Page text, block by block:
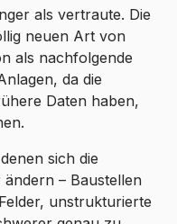
als vertraute. Die
neuen Art von
als nachfolgende
da die
Daten haben,
sich die
– Baustellen
unstrukturierte